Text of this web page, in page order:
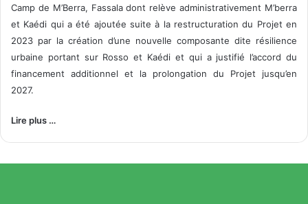
Camp de M’Berra, Fassala dont relève administrativement M’berra
et Kaédi qui a été ajoutée suite à la restructuration du Projet en
2023 par la création d’une nouvelle composante dite résilience
urbaine portant sur Rosso et Kaédi et qui a justifié l’accord du
financement additionnel et la prolongation du Projet jusqu’en
2027.
Lire plus …